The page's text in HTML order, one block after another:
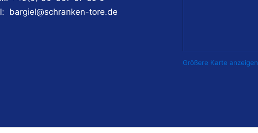
bargiel@schranken-tore.de
Größere Karte anzeigen